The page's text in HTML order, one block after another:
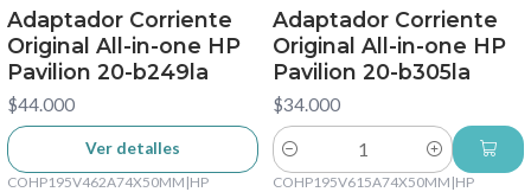
Adaptador Corriente
Original All-in-one HP
Pavilion 20-b249la
$44.000
Ver detalles
Adaptador Corriente
Original All-in-one HP
Pavilion 20-b305la
$34.000
Cantidad
COHP195V462A74X50MM |HP COHP195V615A74X50MM |HP